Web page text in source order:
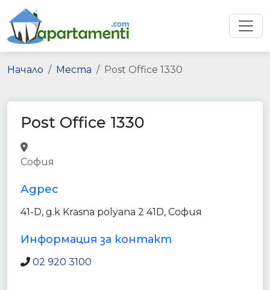
Начало Места Post Office 1330
Post Office 1330
София
Адрес
41-D, g.k Krasna polyana 2 41D, София
Информация за контакт
02 920 3100